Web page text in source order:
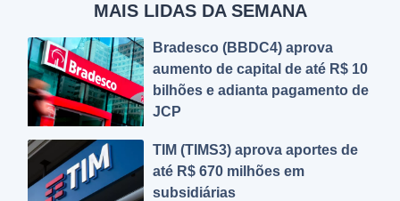
MAIS LIDAS DA SEMANA
Bradesco (BBDC4) aprova
aumento de capital de até R$ 10
bilhões e adianta pagamento de
JCP
TIM (TIMS3) aprova aportes de
até R$ 670 milhões em
subsidiárias